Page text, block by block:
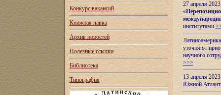
Конкурс вакансий
Книжная лавка
Архив новостей
Полезные ссылки
Библиотека
Типография
27 апреля
«
институтами
уточняют
научного
>>>
13 апреля
Южной